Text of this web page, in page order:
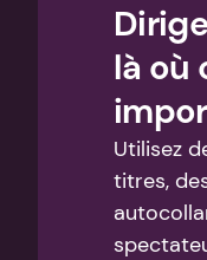
là où
Utilisez
titres,